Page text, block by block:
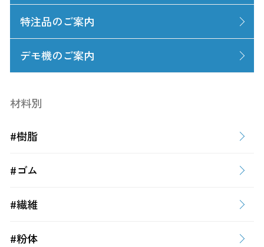
特注品のご案内
デモ機のご案内
材料別
#樹脂
#ゴム
#繊維
#粉体